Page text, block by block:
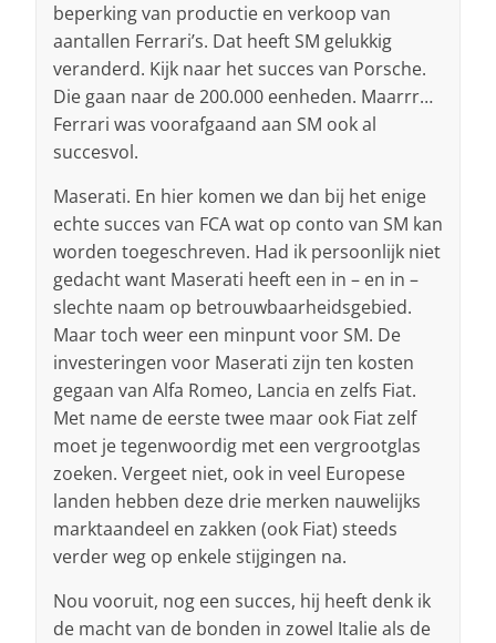
beperking van productie en verkoop van
aantallen Ferrari’s. Dat heeft SM gelukkig
veranderd. Kijk naar het succes van Porsche.
Die gaan naar de 200.000 eenheden. Maarrr…
Ferrari was voorafgaand aan SM ook al
succesvol.
Maserati. En hier komen we dan bij het enige
echte succes van FCA wat op conto van SM kan
worden toegeschreven. Had ik persoonlijk niet
gedacht want Maserati heeft een in – en in –
slechte naam op betrouwbaarheidsgebied.
Maar toch weer een minpunt voor SM. De
investeringen voor Maserati zijn ten kosten
gegaan van Alfa Romeo, Lancia en zelfs Fiat.
Met name de eerste twee maar ook Fiat zelf
moet je tegenwoordig met een vergrootglas
zoeken. Vergeet niet, ook in veel Europese
landen hebben deze drie merken nauwelijks
marktaandeel en zakken (ook Fiat) steeds
verder weg op enkele stijgingen na.
Nou vooruit, nog een succes, hij heeft denk ik
de macht van de bonden in zowel Italie als de